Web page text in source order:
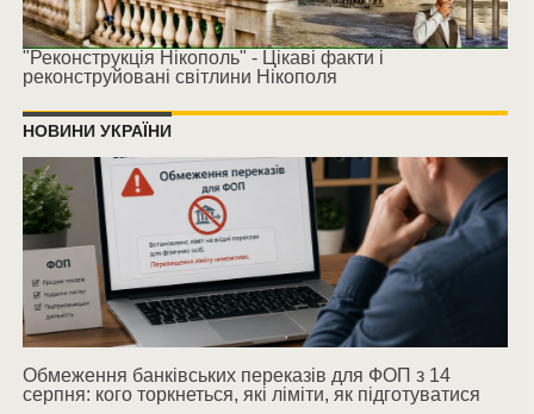
"Реконструкція Нікополь" - Цікаві факти і
реконструйовані світлини Нікополя
НОВИНИ УКРАЇНИ
Обмеження банківських переказів для ФОП з 14
серпня: кого торкнеться, які ліміти, як підготуватися